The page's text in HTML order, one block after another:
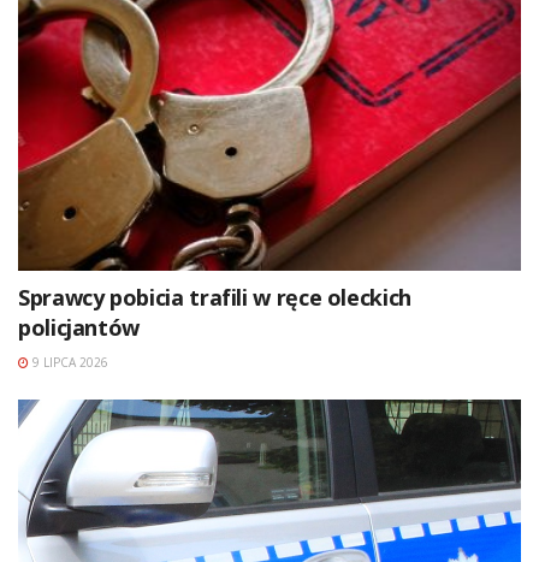
Sprawcy pobicia trafili w ręce oleckich
policjantów
9 LIPCA 2026